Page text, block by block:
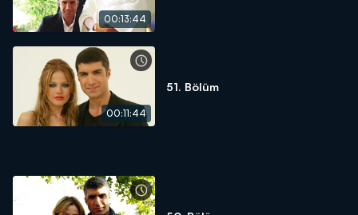
00:13:44
00:11:44
51. Bölüm